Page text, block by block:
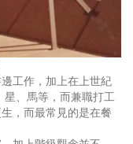
工作，加上在上世紀
、馬等，而兼職打工
，而最常見的是在餐